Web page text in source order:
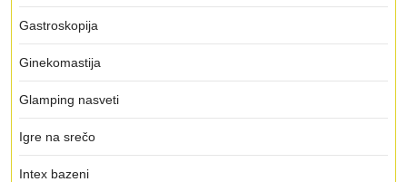
Gastroskopija
Ginekomastija
Glamping nasveti
Igre na srečo
Intex bazeni